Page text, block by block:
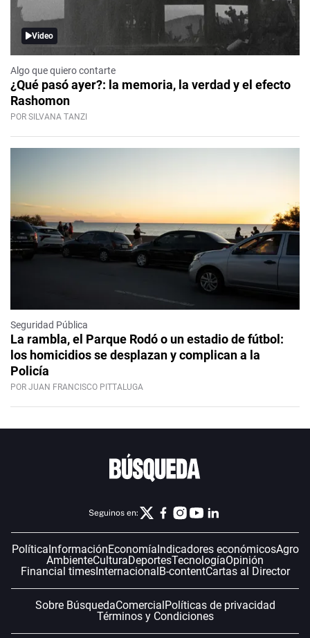
Video
Algo que quiero contarte
¿Qué pasó ayer?: la memoria, la verdad y el efecto
Rashomon
POR SILVANA TANZI
Seguridad Pública
La rambla, el Parque Rodó o un estadio de fútbol:
los homicidios se desplazan y complican a la
Policía
POR JUAN FRANCISCO PITTALUGA
Seguinos en:
Política InformaciónEconomía Indicadores económicosAgro
AmbienteCulturaDeportesTecnologíaOpinión
Financial timesInternacional B-contentCartas al Director
Sobre BúsquedaComercial Políticas de privacidad
Términos y Condiciones